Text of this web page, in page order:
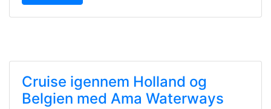
Cruise igennem Holland og
Belgien med Ama Waterways